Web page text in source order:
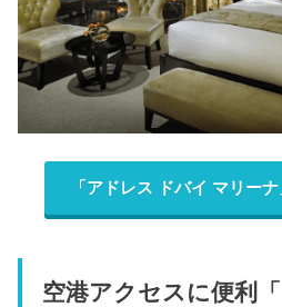
「アドレス ドバイ マリー
空港アクセスに便利